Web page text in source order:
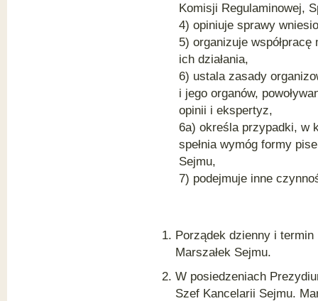
Komisji Regulaminowej,
4) opiniuje sprawy
5) organizuje
ich działania,
6) ustala zasady
i jego organów,
opinii i ekspertyz,
6a) określa przypadki, w
spełnia wymóg formy
Sejmu,
7) podejmuje inne
Porządek dzienny i
Marszałek Sejmu.
W posiedzeniach
Szef Kancelarii Sejmu.